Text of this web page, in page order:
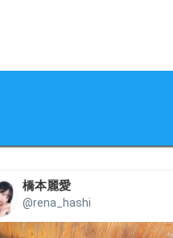
橋本麗愛
@rena_hashi